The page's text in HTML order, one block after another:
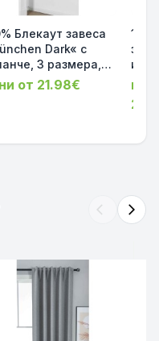
Блекаут завеса
Dark« с
3 размера,
Затъмняване,
„Рибена кост“
202410-012
от 21.98€
за
и
arrow_back_ios arrow_forward_ios